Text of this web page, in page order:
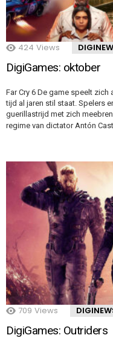
424 Views
DigiGames: oktober
Far Cry 6 De game speelt
tijd al jaren stil staat. Spelers
guerillastrijd met zich
regime van dictator Antón
709 Views
DigiGames: Outriders